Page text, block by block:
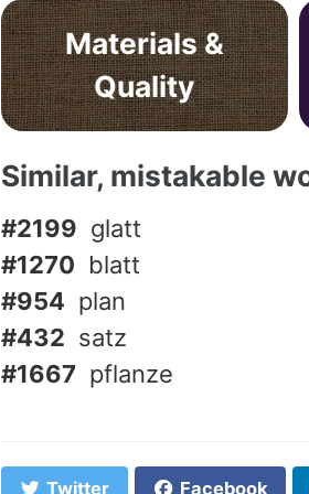
Materials &
Quality
Similar, mistakable
#2199 glatt
#1270 blatt
#954 plan
#432 satz
#1667 pflanze
Twitter Facebook